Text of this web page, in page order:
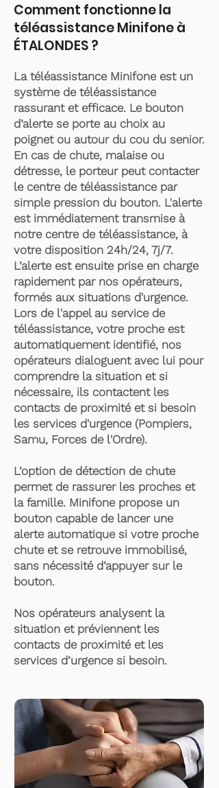
Comment fonctionne la
téléassistance Minifone à
ÉTALONDES ?
La téléassistance Minifone est un
système de téléassistance
rassurant et efficace. Le bouton
d’alerte se porte au choix au
poignet ou autour du cou du senior.
En cas de chute, malaise ou
détresse, le porteur peut contacter
le centre de téléassistance par
simple pression du bouton. L'alerte
est immédiatement transmise à
notre centre de téléassistance, à
votre disposition 24h/24, 7j/7.
L’alerte est ensuite prise en charge
rapidement par nos opérateurs,
formés aux situations d'urgence.
Lors de l'appel au service de
téléassistance, votre proche est
automatiquement identifié, nos
opérateurs dialoguent avec lui pour
comprendre la situation et si
nécessaire, ils contactent les
contacts de proximité et si besoin
les services d'urgence (Pompiers,
Samu, Forces de l'Ordre).
L’option de détection de chute
permet de rassurer les proches et
la famille. Minifone propose un
bouton capable de lancer une
alerte automatique si votre proche
chute et se retrouve immobilisé,
sans nécessité d’appuyer sur le
bouton.
Nos opérateurs analysent la
situation et préviennent les
contacts de proximité et les
services d’urgence si besoin.